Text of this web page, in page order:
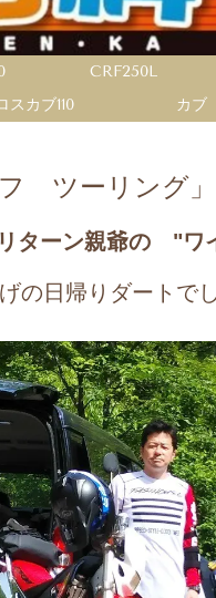
CRF250L
スカブ110 カブ
ツーリング
ターン親爺の "ワ
日帰りダートでし